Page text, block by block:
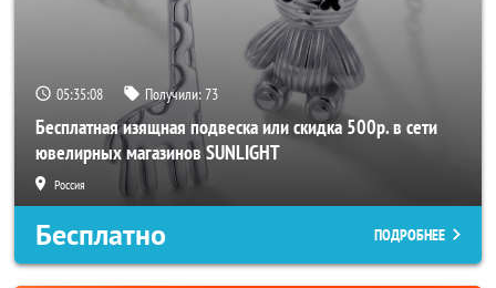
05:35:07 Получили:73
Бесплатная изящная подвеска или скидка 500р. в сети
ювелирных магазинов SUNLIGHT
Россия
Бесплатно ПОДРОБНЕЕ